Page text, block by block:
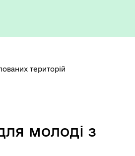
територій
молоді з